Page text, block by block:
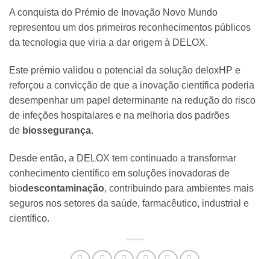
A conquista do Prémio de Inovação Novo Mundo
representou um dos primeiros reconhecimentos públicos
da tecnologia que viria a dar origem à DELOX.
Este prémio validou o potencial da solução deloxHP e
reforçou a convicção de que a inovação científica poderia
desempenhar um papel determinante na redução do risco
de infeções hospitalares e na melhoria dos padrões
de biossegurança.
Desde então, a DELOX tem continuado a transformar
conhecimento científico em soluções inovadoras de
biodescontaminação, contribuindo para ambientes mais
seguros nos setores da saúde, farmacêutico, industrial e
científico.